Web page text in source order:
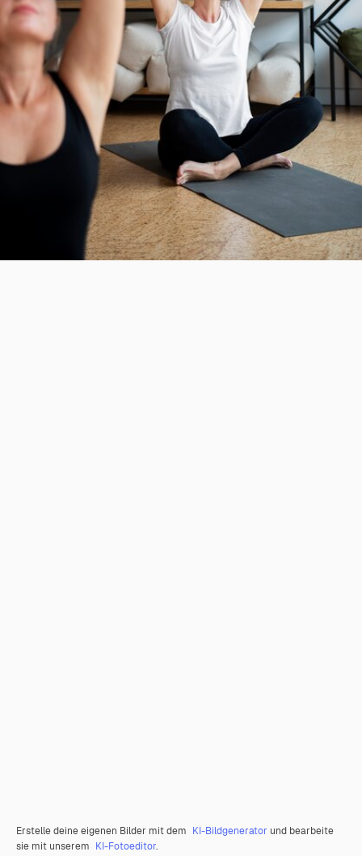
Erstelle deine eigenen Bilder mit dem KI-Bildgenerator und bearbeite
sie mit unserem KI-Fotoeditor.